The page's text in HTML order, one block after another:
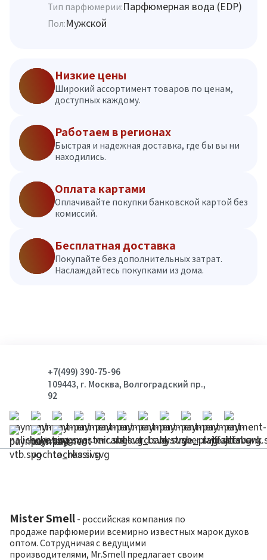
Тип парфюмерии:Парфюмерная вода (EDP)
Пол:Мужской
Низкие цены
Широкий ассортимент товаров по ценам,
доступных каждому.
Работаем в регионах
Быстрая и надежная доставка, где бы вы ни
находились.
Оплата картами
Оплачивайте покупки банковской картой без
комиссий.
Бесплатная доставка
Покупайте без дополнительных затрат.
Наслаждайтесь покупками из дома.
+7(499) 390-75-96
109443, г. Москва, Волгоградский пр.,
92
Mister Smell - российская компания по
продаже парфюмерии всемирно известных марок духов
оптом. Сотрудничая с ведущими
производителями, Mr.Smell предлагает своим